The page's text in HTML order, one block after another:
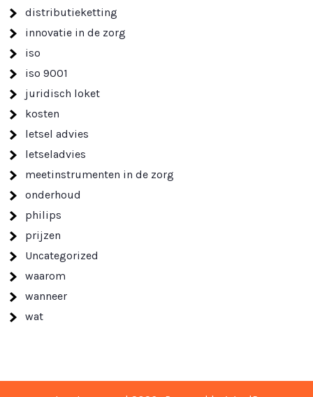
distributieketting
innovatie in de zorg
iso
iso 9001
juridisch loket
kosten
letsel advies
letseladvies
meetinstrumenten in de zorg
onderhoud
philips
prijzen
Uncategorized
waarom
wanneer
wat